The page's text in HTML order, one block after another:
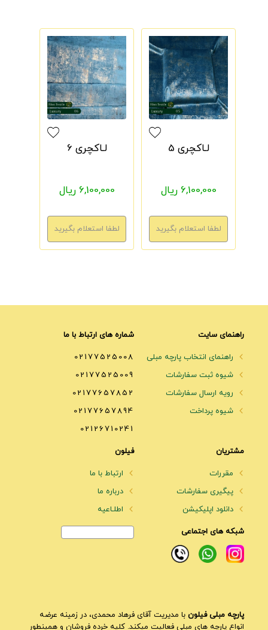
لـاکچری 5
6,100,000 ریال
لـاکچری 6
6,100,000 ریال
راهنمای سایت
راهنمای انتخاب پارچه مبلی
شیوه ثبت سفارشات
رویه ارسال سفارشات
شیوه پرداخت
شماره های ارتباط با ما
02177525008
02177525009
02177657852
02177657894
02126710241
مشتریان
مقررات
پیگیری سفارشات
دانلود اپلیکیشن
فیلون
ارتباط با ما
درباره ما
اطلـاعیه
شبکه های اجتماعی
پارچه مبلی فیلون با مدیریت آقای فرهاد محمدی، در زمینه عرضه
انواع پارچه های مبلی فعالیت میکند. کلیه خرده فروشان و همینطور